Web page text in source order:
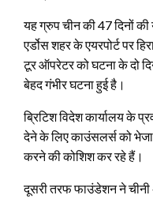
यह ग्रुप चीन की 47 दिनों की
एर्डोस शहर के एयरपोर्ट पर
टूर ऑपरेटर को घटना के दो
बेहद गंभीर घटना हुई है।
ब्रिटिश विदेश कार्यालय के
देने के लिए काउंसलर्स को भेजा
करने की कोशिश कर रहे हैं।
दूसरी तरफ फाउंडेशन ने चीनी